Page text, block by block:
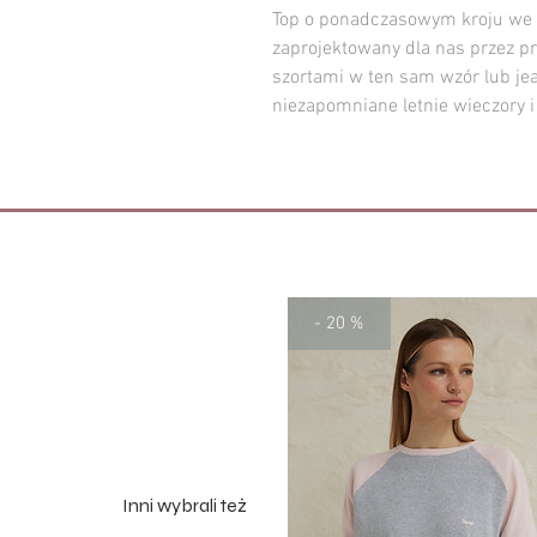
Top o ponadczasowym kroju
zaprojektowany dla nas przez
szortami w ten sam wzór lub
niezapomniane letnie wieczory
Inni wybrali też
- 20 %